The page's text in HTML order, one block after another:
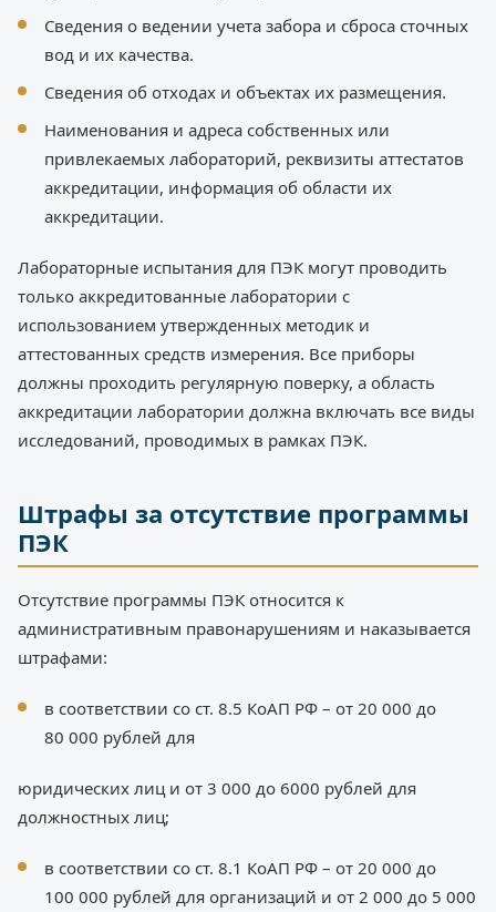
Сведения о ведении учета забора и сброса сточных
вод и их качества.
Сведения об отходах и объектах их размещения.
Наименования и адреса собственных или
привлекаемых лабораторий, реквизиты аттестатов
аккредитации, информация об области их
аккредитации.
Лабораторные испытания для ПЭК могут проводить
только аккредитованные лаборатории с
использованием утвержденных методик и
аттестованных средств измерения. Все приборы
должны проходить регулярную поверку, а область
аккредитации лаборатории должна включать все виды
исследований, проводимых в рамках ПЭК.
Штрафы за отсутствие программы
ПЭК
Отсутствие программы ПЭК относится к
административным правонарушениям и наказывается
штрафами:
в соответствии со ст. 8.5 КоАП РФ – от 20 000 до
80 000 рублей для
юридических лиц и от 3 000 до 6000 рублей для
должностных лиц;
в соответствии со ст. 8.1 КоАП РФ – от 20 000 до
100 000 рублей для организаций и от 2 000 до 5 000